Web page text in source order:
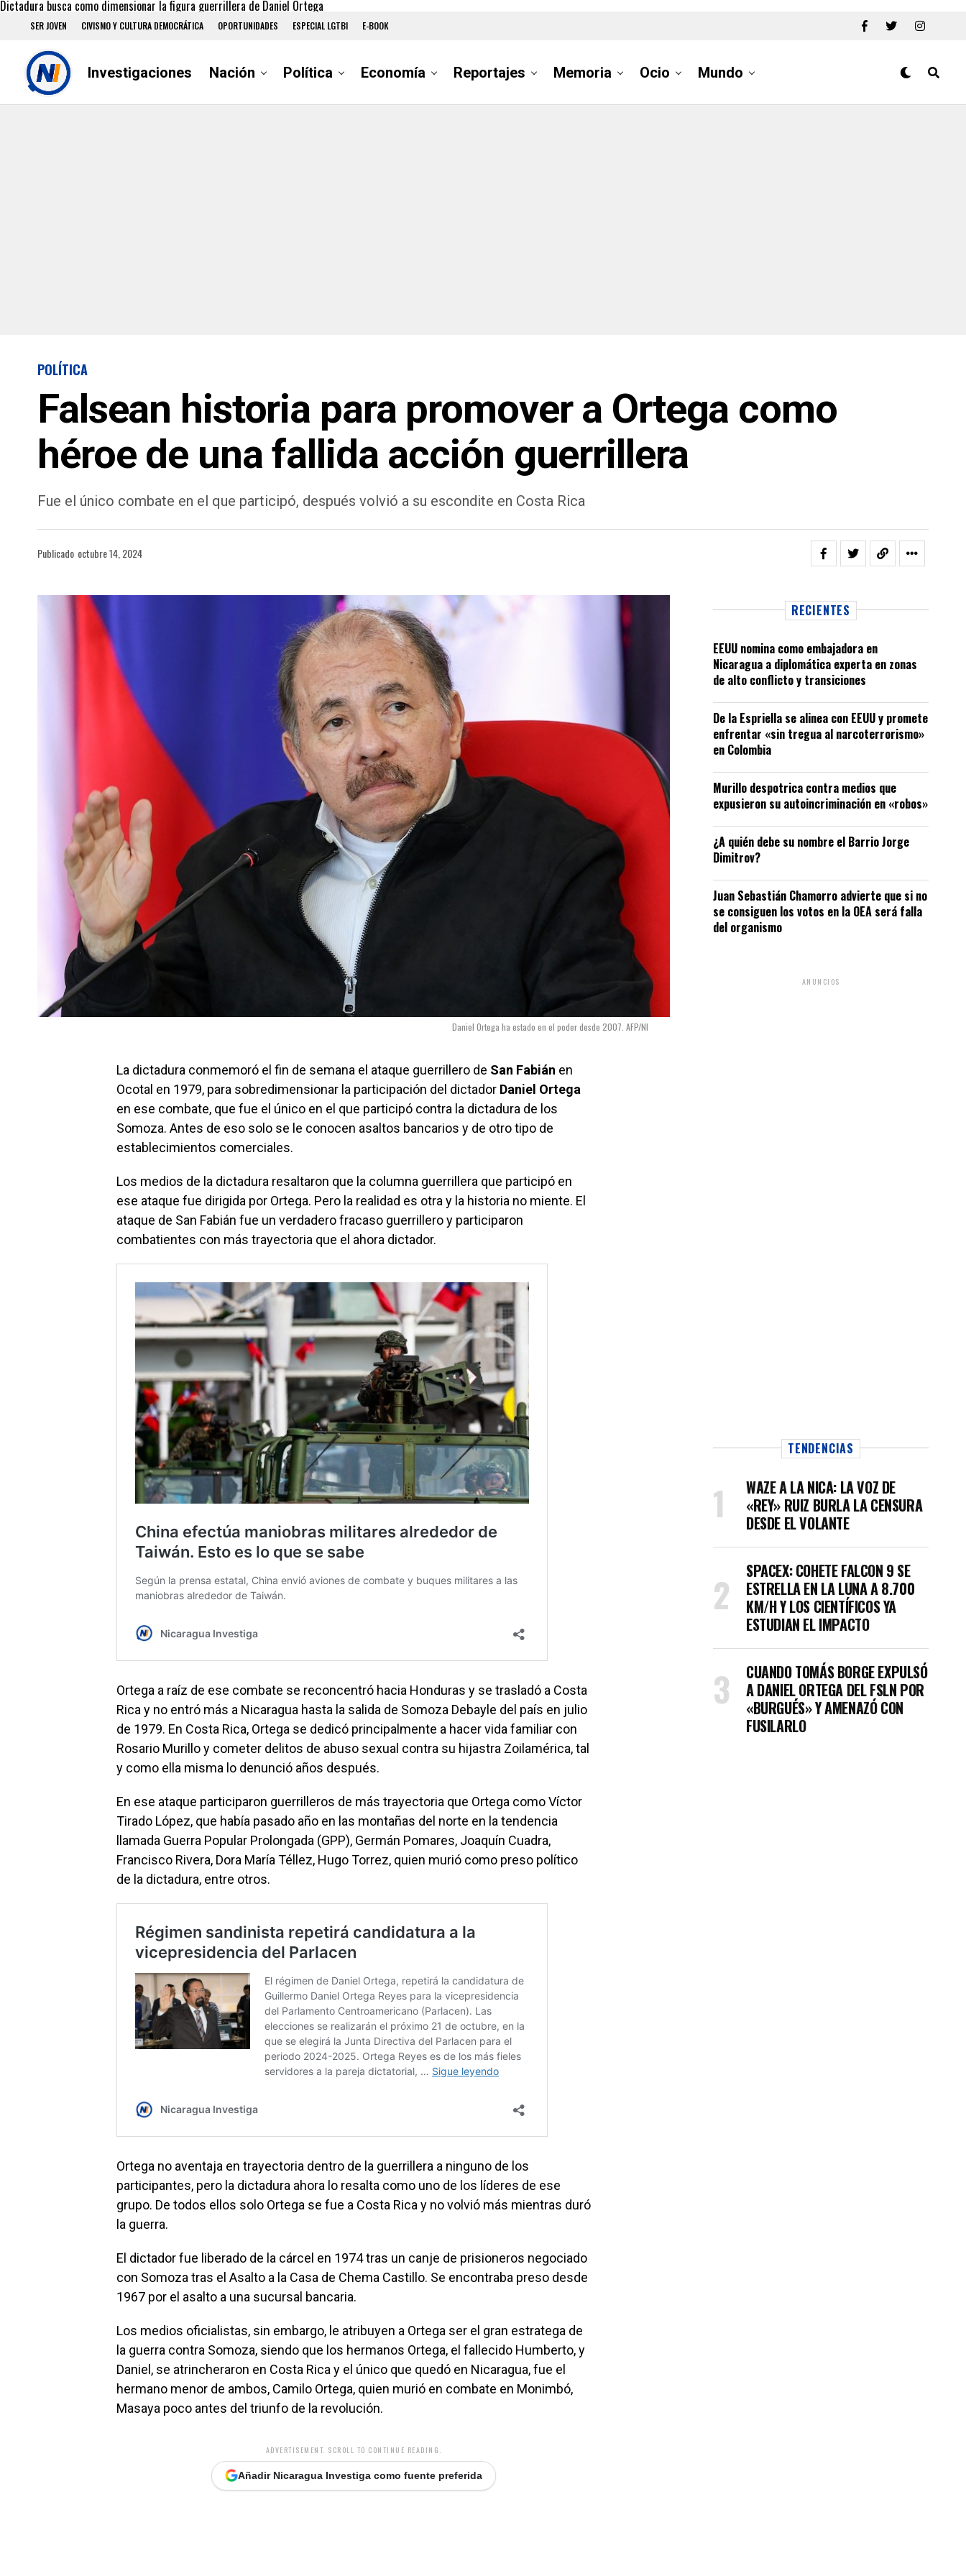
Dictadura busca como dimensionar la figura guerrillera de Daniel Ortega
SER JOVEN CIVISMO Y CULTURA DEMOCRÁTICA OPORTUNIDADES ESPECIAL LGTBI E-BOOK
Investigaciones Nación Política Economía Reportajes Memoria Ocio Mundo
POLÍTICA
Falsean historia para promover a Ortega como
héroe de una fallida acción guerrillera
Fue el único combate en el que participó, después volvió a su escondite en Costa Rica
Publicado octubre 14, 2024
Daniel Ortega ha estado en el poder desde 2007. AFP/NI
La dictadura conmemoró el fin de semana el ataque guerrillero de San Fabián en
Ocotal en 1979, para sobredimensionar la participación del dictador Daniel Ortega
en ese combate, que fue el único en el que participó contra la dictadura de los
Somoza. Antes de eso solo se le conocen asaltos bancarios y de otro tipo de
establecimientos comerciales.
Los medios de la dictadura resaltaron que la columna guerrillera que participó en
ese ataque fue dirigida por Ortega. Pero la realidad es otra y la historia no miente. El
ataque de San Fabián fue un verdadero fracaso guerrillero y participaron
combatientes con más trayectoria que el ahora dictador.
Ortega a raíz de ese combate se reconcentró hacia Honduras y se trasladó a Costa
Rica y no entró más a Nicaragua hasta la salida de Somoza Debayle del país en julio
de 1979. En Costa Rica, Ortega se dedicó principalmente a hacer vida familiar con
Rosario Murillo y cometer delitos de abuso sexual contra su hijastra Zoilamérica, tal
y como ella misma lo denunció años después.
En ese ataque participaron guerrilleros de más trayectoria que Ortega como Víctor
Tirado López, que había pasado año en las montañas del norte en la tendencia
llamada Guerra Popular Prolongada (GPP), Germán Pomares, Joaquín Cuadra,
Francisco Rivera, Dora María Téllez, Hugo Torrez, quien murió como preso político
de la dictadura, entre otros.
Ortega no aventaja en trayectoria dentro de la guerrillera a ninguno de los
participantes, pero la dictadura ahora lo resalta como uno de los líderes de ese
grupo. De todos ellos solo Ortega se fue a Costa Rica y no volvió más mientras duró
la guerra.
El dictador fue liberado de la cárcel en 1974 tras un canje de prisioneros negociado
con Somoza tras el Asalto a la Casa de Chema Castillo. Se encontraba preso desde
1967 por el asalto a una sucursal bancaria.
Los medios oficialistas, sin embargo, le atribuyen a Ortega ser el gran estratega de
la guerra contra Somoza, siendo que los hermanos Ortega, el fallecido Humberto, y
Daniel, se atrincheraron en Costa Rica y el único que quedó en Nicaragua, fue el
hermano menor de ambos, Camilo Ortega, quien murió en combate en Monimbó,
Masaya poco antes del triunfo de la revolución.
ADVERTISEMENT. SCROLL TO CONTINUE READING.
Añadir Nicaragua Investiga como fuente preferida
RECIENTES
EEUU nomina como embajadora en
Nicaragua a diplomática experta en zonas
de alto conflicto y transiciones
De la Espriella se alinea con EEUU y promete
enfrentar «sin tregua al narcoterrorismo»
en Colombia
Murillo despotrica contra medios que
expusieron su autoincriminación en «robos»
¿A quién debe su nombre el Barrio Jorge
Dimitrov?
Juan Sebastián Chamorro advierte que si no
se consiguen los votos en la OEA será falla
del organismo
ANUNCIOS
TENDENCIAS
WAZE A LA NICA: LA VOZ DE
«REY» RUIZ BURLA LA CENSURA
DESDE EL VOLANTE
SPACEX: COHETE FALCON 9 SE
ESTRELLA EN LA LUNA A 8.700
KM/H Y LOS CIENTÍFICOS YA
ESTUDIAN EL IMPACTO
CUANDO TOMÁS BORGE EXPULSÓ
A DANIEL ORTEGA DEL FSLN POR
«BURGUÉS» Y AMENAZÓ CON
FUSILARLO